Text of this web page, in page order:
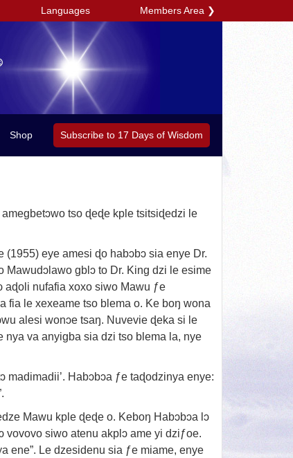
Languages Members Area ❯
Shop Subscribe to 17 Days of Wisdom
tso ɖeɖe kple tsitsiɖedzi le
eye amesi ɖo habɔbɔ sia enye Dr.
Mawudɔlawo gblɔ to Dr. King dzi le esime
aɖoli nufafia xoxo siwo Mawu ƒe
fia le xexeame tso blema o. Ke boŋ wona
alesi wonɔe tsaŋ. Nuvevie ɖeka si le
nya va anyigba sia dzi tso blema la, nye
madimadii’. Habɔbɔa ƒe taɖodzinya enye:
Mawu kple ɖeɖe o. Keboŋ Habɔbɔa lɔ
vovovo siwo atenu akplɔ ame yi dziƒoe.
ene”. Le dzesidenu sia ƒe miame, enye